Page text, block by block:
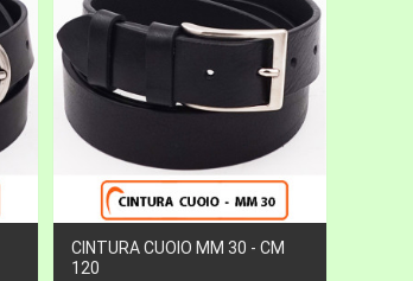
CINTURA CUOIO MM 30 - CM
120